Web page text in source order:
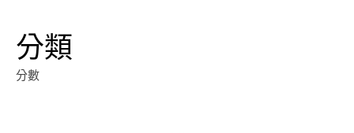
分類
分數